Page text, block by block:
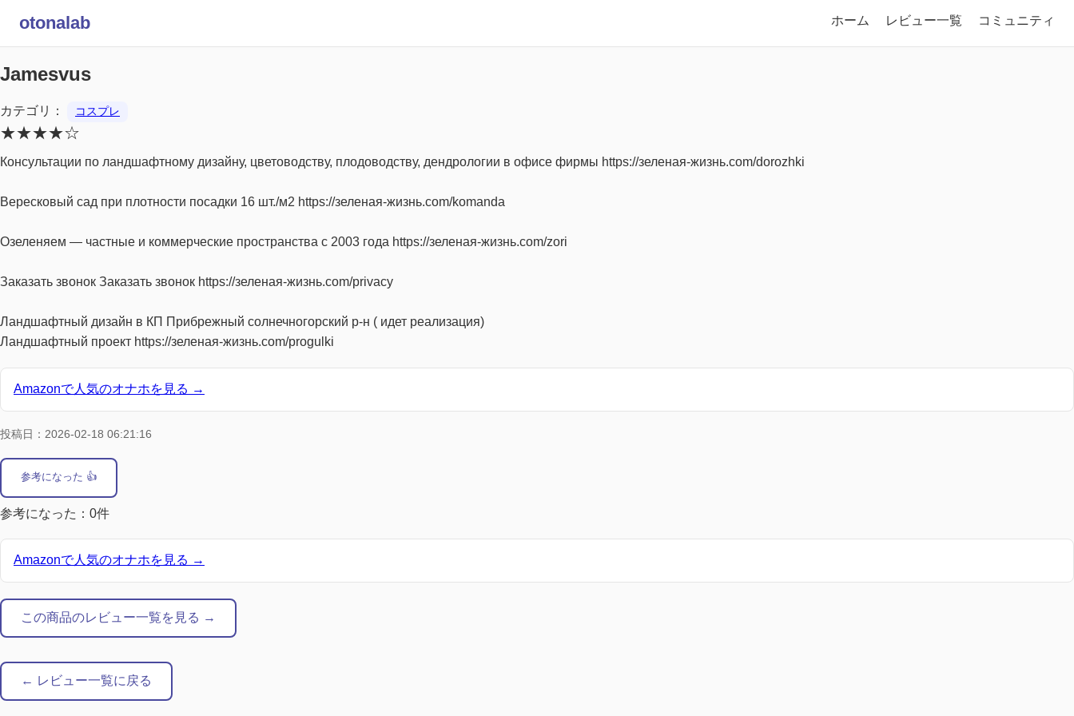
otonalab ホーム レビュー一覧 コミュニティ
Jamesvus
カテゴリ： コスプレ
★★★★☆
Консультации по ландшафтному дизайну, цветоводству, плодоводству, дендрологии в офисе фирмы https://зеленая-жизнь.com/dorozhki
Вересковый сад при плотности посадки 16 шт./м2 https://зеленая-жизнь.com/komanda
Озеленяем — частные и коммерческие пространства с 2003 года https://зеленая-жизнь.com/zori
Заказать звонок Заказать звонок https://зеленая-жизнь.com/privacy
Ландшафтный дизайн в КП Прибрежный солнечногорский р-н ( идет реализация)
Ландшафтный проект https://зеленая-жизнь.com/progulki
Amazonで人気のオナホを見る →
投稿日：2026-02-18 06:21:16
参考になった 👍
参考になった：0件
Amazonで人気のオナホを見る →
この商品のレビュー一覧を見る →
← レビュー一覧に戻る